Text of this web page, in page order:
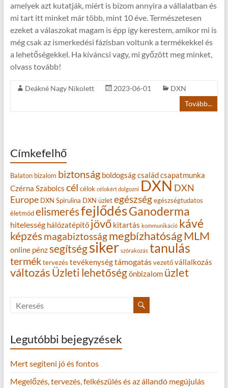
amelyek azt kutatják, miért is bízom annyira a vállalatban és
mi tart itt minket már több, mint 10 éve. Természetesen
ezeket a válaszokat magam is épp így kerestem, amikor mi is
még csak az ismerkedési fázisban voltunk a termékekkel és
a lehetőségekkel. Ha kíváncsi vagy, mi győzött meg minket,
olvass tovább!
Deákné Nagy Nikolett 2023-06-01
DXN
Tovább...
Címkefelhő
Balaton bizalom biztonság boldogságcsaládcsapatmunka
Czérna Szabolcs cél célok célokért dolgozni DXNDXN
Europe DXN Spirulina DXN üzlet egészség egészségtudatos
életmód elismerésfejlődésGanoderma
hitelesség hálózatépítő jövő kitartás kommunikáció kávé
képzésmagabiztosságmegbízhatóságMLM
online pénzsegítségsiker szórakozás tanulás
termék tervezés tevékenységtámogatás vezető vállalkozás
változás Üzleti lehetőségönbizalom üzlet
Legutóbbi bejegyzések
Mert segíteni jó és fontos
Megelőzés, tervezés, felkészülés és az állandó megújulás